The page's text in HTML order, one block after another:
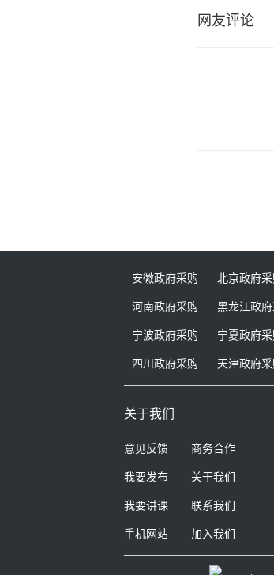
网友评论
安徽政府采购 北京政府
河南政府采购
黑龙江政
宁波政府采购
宁夏政府
四川政府采购
天津政府
关于我们
意见反馈
商务合作
我要发布
关于我们
我要讲课
联系我们
手机网站
加入我们